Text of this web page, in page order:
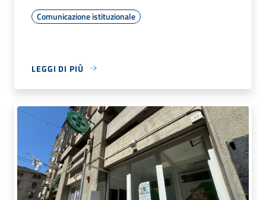
Comunicazione istituzionale
LEGGI DI PIÙ